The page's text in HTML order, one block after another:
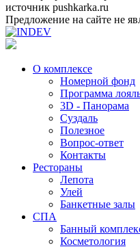
источник pushkarka.ru
Предложение на сайте не
О комплексе
Номерной фонд
Программа
3D - Панорама
Суздаль
Полезное
Вопрос-ответ
Контакты
Рестораны
Лепота
Улей
Банкетные залы
СПА
Банный
Косметология